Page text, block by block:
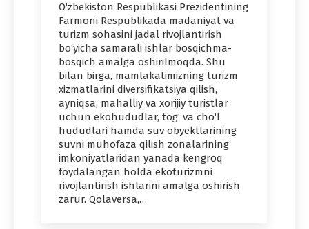
O‘zbekiston Respublikasi Prezidentining
Farmoni Respublikada madaniyat va
turizm sohasini jadal rivojlantirish
bo‘yicha samarali ishlar bosqichma-
bosqich amalga oshirilmoqda. Shu
bilan birga, mamlakatimizning turizm
xizmatlarini diversifikatsiya qilish,
ayniqsa, mahalliy va xorijiy turistlar
uchun ekohududlar, tog‘ va cho‘l
hududlari hamda suv obyektlarining
suvni muhofaza qilish zonalarining
imkoniyatlaridan yanada kengroq
foydalangan holda ekoturizmni
rivojlantirish ishlarini amalga oshirish
zarur. Qolaversa,…